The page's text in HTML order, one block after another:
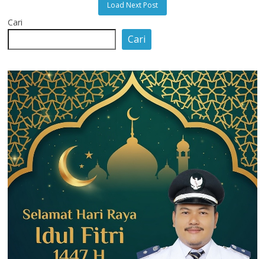
Load Next Post
Cari
Cari